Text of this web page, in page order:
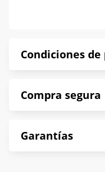
Condiciones
puntualmente. Al
*Sujeto a
norma de Muebles
Compra segura
compra es segura
Garantías